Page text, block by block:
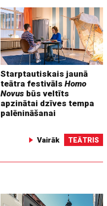
Starptautiskais jaunā
teātra festivālsHomo
Novus būs veltīts
apzinātai dzīves tempa
palēnināšanai
Vairāk TEĀTRIS